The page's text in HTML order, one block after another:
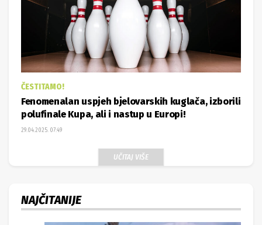
ČESTITAMO!
Fenomenalan uspjeh bjelovarskih kuglača, izborili
polufinale Kupa, ali i nastup u Europi!
29.04.2025. 07:49
UČITAJ VIŠE
NAJČITANIJE